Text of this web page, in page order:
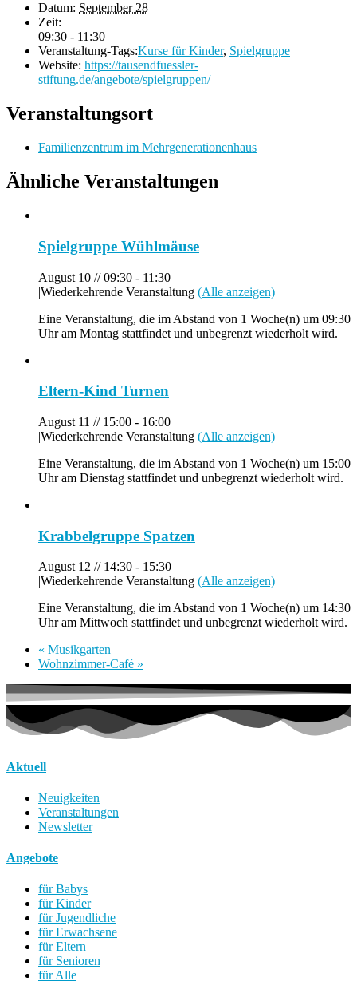
Datum: September 28
Zeit:
09:30 - 11:30
Veranstaltung-Tags:Kurse für Kinder, Spielgruppe
Website: https://tausendfuessler-
stiftung.de/angebote/spielgruppen/
Veranstaltungsort
Familienzentrum im Mehrgenerationenhaus
Ähnliche Veranstaltungen
Spielgruppe Wühlmäuse
August 10 // 09:30 - 11:30
|Wiederkehrende Veranstaltung (Alle anzeigen)
Eine Veranstaltung, die im Abstand von 1 Woche(n) um 09:30
Uhr am Montag stattfindet und unbegrenzt wiederholt wird.
Eltern-Kind Turnen
August 11 // 15:00 - 16:00
|Wiederkehrende Veranstaltung (Alle anzeigen)
Eine Veranstaltung, die im Abstand von 1 Woche(n) um 15:00
Uhr am Dienstag stattfindet und unbegrenzt wiederholt wird.
Krabbelgruppe Spatzen
August 12 // 14:30 - 15:30
|Wiederkehrende Veranstaltung (Alle anzeigen)
Eine Veranstaltung, die im Abstand von 1 Woche(n) um 14:30
Uhr am Mittwoch stattfindet und unbegrenzt wiederholt wird.
« Musikgarten
Wohnzimmer-Café »
Aktuell
Neuigkeiten
Veranstaltungen
Newsletter
Angebote
für Babys
für Kinder
für Jugendliche
für Erwachsene
für Eltern
für Senioren
für Alle